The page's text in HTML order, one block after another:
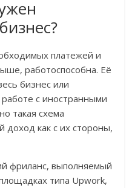
платежей и
работоспособна. Её
бизнес или
с иностранными
такая схема
доход как с их стороны,
фриланс, выполняемый
типа Upwork,